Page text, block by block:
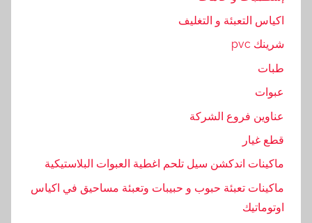
ف
,
ز
,
ض
ط
اكياس التعبئة و التغليف
شرينك pvc
طبات
عبوات
عناوين فروع الشركة
قطع غيار
ماكينات اندكشن سيل تلحم اغطية العبوات البلاستيكية
ماكينات تعبئة حبوب و حبيبات وتعبئة مساحيق في اكياس
اوتوماتيك